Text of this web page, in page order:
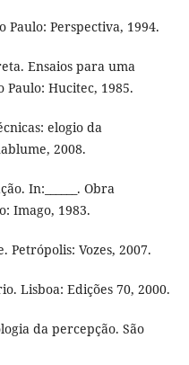
Paulo: Perspectiva, 1994.
Ensaios para uma
Hucitec, 1985.
elogio da
2008.
In:______. Obra
Imago, 1983.
Petrópolis: Vozes, 2007.
Lisboa: Edições 70, 2000.
da percepção. São